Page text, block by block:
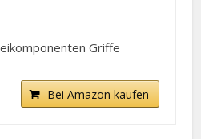
Griffe
Bei Amazon kaufen